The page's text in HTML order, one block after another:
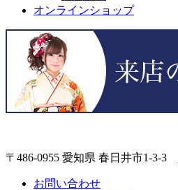
オンラインショップ
〒486-0955 愛知県 春日井市1-3-3
お問い合わせ